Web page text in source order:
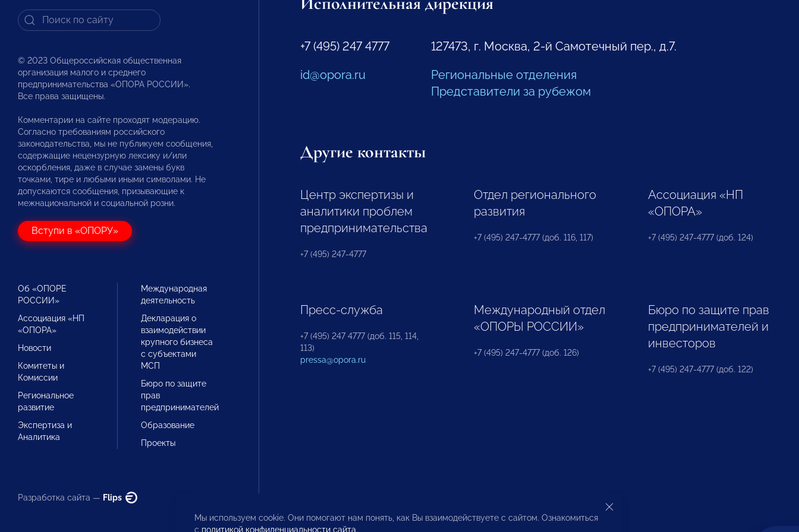
© 2023 Общероссийская общественная
организация малого и среднего
предпринимательства «ОПОРА РОССИИ».
Все права защищены.
Комментарии на сайте проходят модерацию.
Согласно требованиям российского
законодательства, мы не публикуем сообщения,
содержащие нецензурную лексику и/или
оскорбления, даже в случае замены букв
точками, тире и любыми иными символами. Не
допускаются сообщения, призывающие к
межнациональной и социальной розни.
Вступи в «ОПОРУ»
Об «ОПОРЕ
РОССИИ»
Ассоциация «НП
«ОПОРА»
Новости
Комитеты и
Комиссии
Региональное
развитие
Экспертиза и
Аналитика
Международная
деятельность
Декларация о
взаимодействии
крупного бизнеса
с субъектами
МСП
Бюро по защите
прав
предпринимателей
Образование
Проекты
Разработка сайта — Flips
+7 (495) 247 4777
id@opora.ru
127473, г. Москва, 2-й Самотечный пер., д.7.
Региональные отделения
Представители за рубежом
Другие контакты
Центр экспертизы и
аналитики проблем
предпринимательства
+7 (495) 247-4777
Отдел регионального
развития
+7 (495) 247-4777 (доб. 116, 117)
Ассоциация «НП
«ОПОРА»
+7 (495) 247-4777 (доб. 124)
Пресс-служба
+7 (495) 247 4777 (доб. 115, 114,
113)
pressa@opora.ru
Международный отдел
«ОПОРЫ РОССИИ»
+7 (495) 247-4777 (доб. 126)
Бюро по защите прав
предпринимателей и
инвесторов
+7 (495) 247-4777 (доб. 122)
Мы используем cookie. Они помогают нам понять, как Вы взаимодействуете с сайтом. Ознакомиться
с политикой конфиденциальности сайта.